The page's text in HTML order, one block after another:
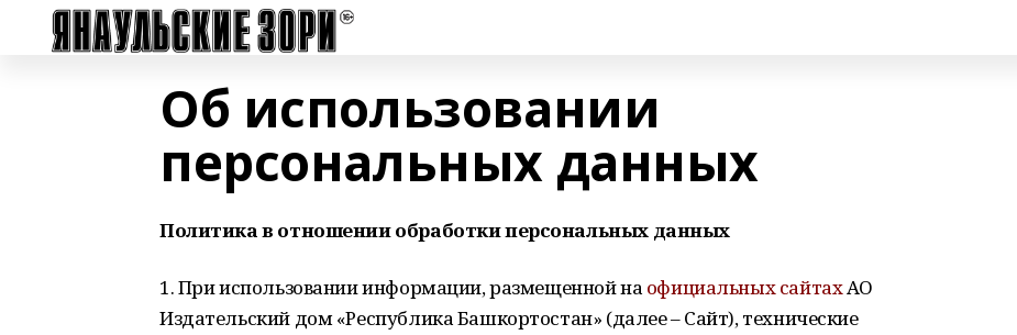
Об использовании
персональных данных
Политика в отношении обработки персональных данных
1. При использовании информации, размещенной на официальных сайтахАО
Издательский дом «Республика Башкортостан» (далее – Сайт), технические